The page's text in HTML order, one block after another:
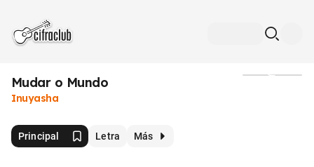
Mudar o Mundo
Inuyasha
Principal Letra Más